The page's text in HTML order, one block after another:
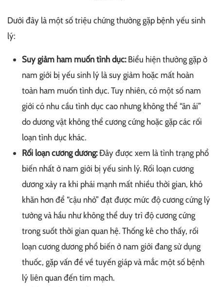
Dưới đây là một số triệu chứng thường gặp bệnh yếu sinh
lý:
Suy giảm ham muốn tình dục:Biểu hiện thường gặp ở
nam giới bị yếu sinh lý là suy giảm hoặc mất hoàn
toàn ham muốn tình dục. Tuy nhiên, có một số nam
giới có nhu cầu tình dục cao nhưng không thể “ân ái”
do dương vật không thể cương cứng hoặc gặp các rối
loạn tình dục khác.
Rối loạn cương dương:Đây được xem là tình trạng phổ
biến nhất ở nam giới bị yếu sinh lý. Rối loạn cương
dương xảy ra khi phái mạnh mất nhiều thời gian, khó
khăn hơn để “cậu nhỏ” đạt được mức độ cương cứng lý
tưởng và hầu như không thể duy trì độ cương cứng
trong suốt thời gian quan hệ. Thống kê cho thấy, rối
loạn cương dương phổ biến ở nam giới đang sử dụng
thuốc, gặp vấn đề về tuyến giáp và mắc một số bệnh
lý liên quan đến tim mạch.